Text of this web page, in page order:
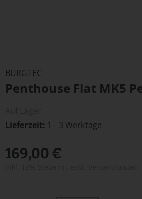
der
Bildergalerie
BURGTEC
Penthouse Flat MK5
Lieferzeit 1 - 3 Werktage
169,00 €